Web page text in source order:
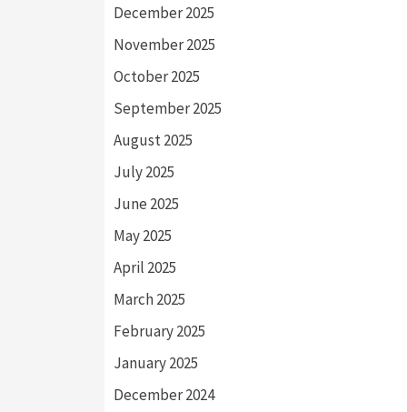
December 2025
November 2025
October 2025
September 2025
August 2025
July 2025
June 2025
May 2025
April 2025
March 2025
February 2025
January 2025
December 2024